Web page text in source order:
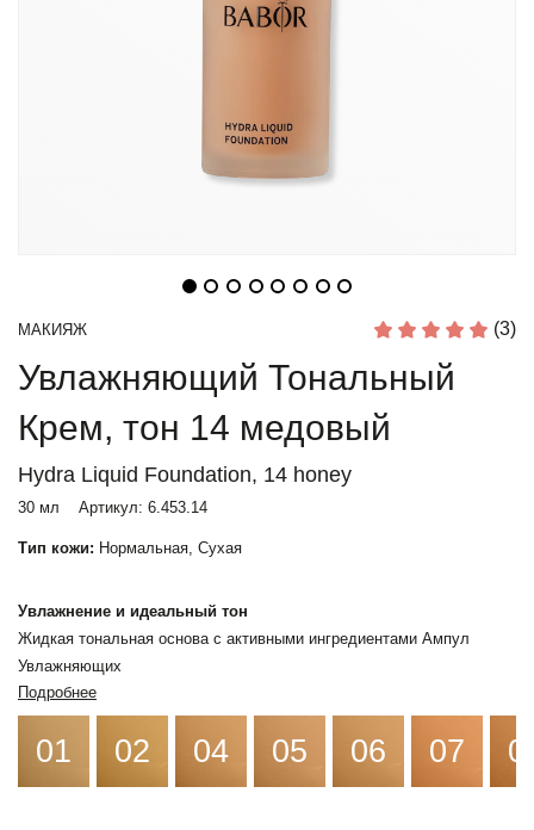
МАКИЯЖ (3)
Увлажняющий Тональный
Крем, тон 14 медовый
Hydra Liquid Foundation, 14 honey
30 мл Артикул: 6.453.14
Тип кожи: Нормальная, Сухая
Увлажнение и идеальный тон
Жидкая тональная основа с активными ингредиентами Ампул
Увлажняющих
Подробнее
01 02 04 05 06 07